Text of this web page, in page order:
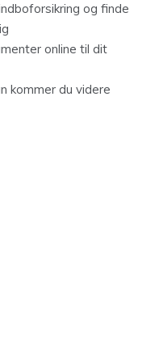
og finde
online til dit
kommer du videre